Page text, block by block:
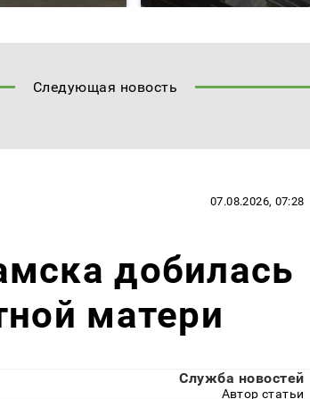
Следующая новость
07.08.2026, 07:28
добилась
матери
Служба новостей
Автор статьи